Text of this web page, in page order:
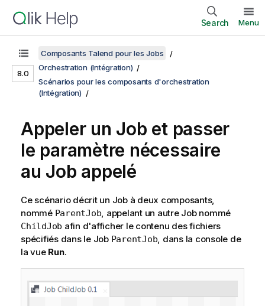
Search Menu
8.0
Composants Talend pour les Jobs
Orchestration (Intégration)
Scénarios pour les composants d'orchestration
(Intégration)
Appeler un Job et passer
le paramètre nécessaire
au Job appelé
Ce scénario décrit un Job à deux composants,
nommé ParentJob, appelant un autre Job nommé
ChildJob afin d'afficher le contenu des fichiers
spécifiés dans le Job ParentJob, dans la console de
la vue Run.